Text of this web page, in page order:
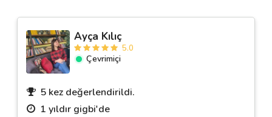
Nasıl Çalışır?
Müşteri Değerlendirmeleri
Destek
Ayça Kılıç
5.0
Çevrimiçi
5 kez değerlendirildi.
1 yıldır gigbi'de